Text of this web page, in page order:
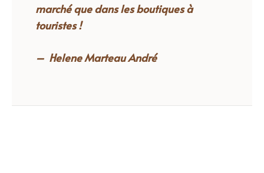
marché que dans les boutiques à
touristes !
– Helene Marteau André